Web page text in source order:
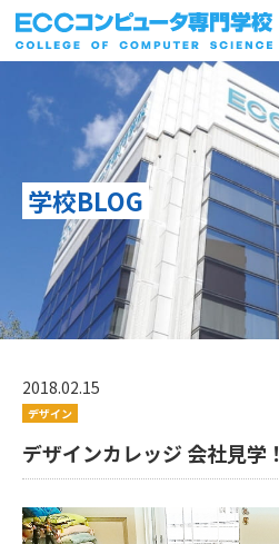
学校BLOG
2018.02.15
デザイン
デザインカレッジ 会社見学！